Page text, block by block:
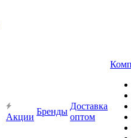
Акции
Бренды
Доставка
оптом